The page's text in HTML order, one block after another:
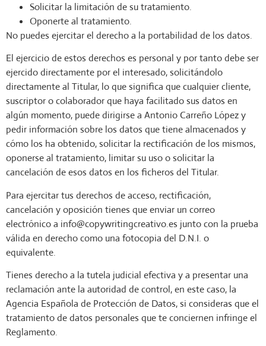
Solicitar la limitación de su tratamiento.
Oponerte al tratamiento.
No puedes ejercitar el derecho a la portabilidad de los datos.
El ejercicio de estos derechos es personal y por tanto debe ser
ejercido directamente por el interesado, solicitándolo
directamente al Titular, lo que significa que cualquier cliente,
suscriptor o colaborador que haya facilitado sus datos en
algún momento, puede dirigirse a Antonio Carreño López y
pedir información sobre los datos que tiene almacenados y
cómo los ha obtenido, solicitar la rectificación de los mismos,
oponerse al tratamiento, limitar su uso o solicitar la
cancelación de esos datos en los ficheros del Titular.
Para ejercitar tus derechos de acceso, rectificación,
cancelación y oposición tienes que enviar un correo
electrónico a info@copywritingcreativo.es junto con la prueba
válida en derecho como una fotocopia del D.N.I. o
equivalente.
Tienes derecho a la tutela judicial efectiva y a presentar una
reclamación ante la autoridad de control, en este caso, la
Agencia Española de Protección de Datos, si consideras que el
tratamiento de datos personales que te conciernen infringe el
Reglamento.